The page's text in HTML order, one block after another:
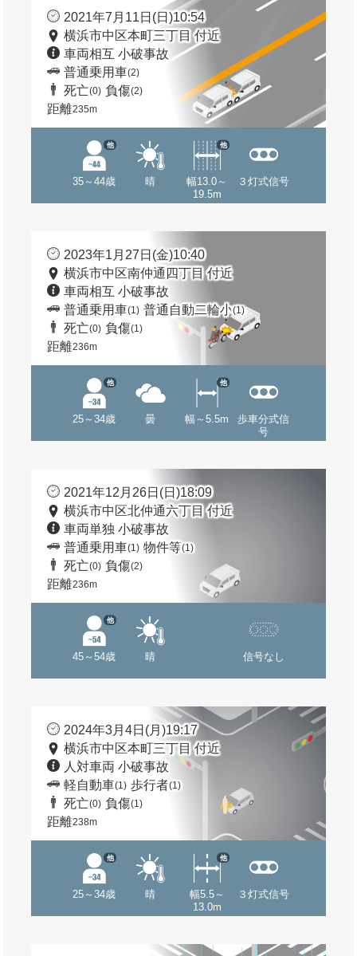
2021年7月11日(日)10:54
横浜市中区本町三丁目 付近
車両相互 小破事故
普通乗用車(2)
死亡(0) 負傷(2)
距離235m
35～44歳
他
晴
幅13.0～
19.5m
他
３灯式信号
2023年1月27日(金)10:40
横浜市中区南仲通四丁目 付近
車両相互 小破事故
普通乗用車(1) 普通自動二輪小(1)
死亡(0) 負傷(1)
距離236m
25～34歳
他
曇 幅～5.5m
他
歩車分式信
号
2021年12月26日(日)18:09
横浜市中区北仲通六丁目 付近
車両単独 小破事故
普通乗用車(1) 物件等(1)
死亡(0) 負傷(2)
距離236m
45～54歳
他
晴 信号なし
2024年3月4日(月)19:17
横浜市中区本町三丁目 付近
人対車両 小破事故
軽自動車(1) 歩行者(1)
死亡(0) 負傷(1)
距離238m
25～34歳
他
晴
幅5.5～
13.0m
他
３灯式信号